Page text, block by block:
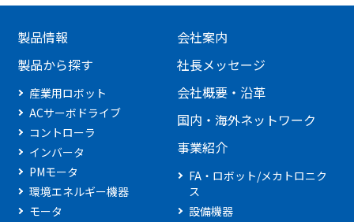
製品情報
製品から探す
産業用ロボット
ACサーボドライブ
コントローラ
インバータ
PMモータ
環境エネルギー機器
モータ
会社案内
社長メッセージ
会社概要・沿革
国内・海外ネットワーク
事業紹介
FA・ロボット/メカトロニク
ス
設備機器